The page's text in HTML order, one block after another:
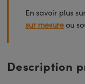
En savoir plus
sur mesure ou
Description